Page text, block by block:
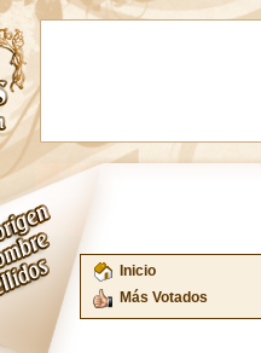
Inicio
Más Votados